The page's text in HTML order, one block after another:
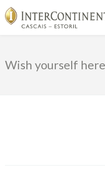
Wish yourself here